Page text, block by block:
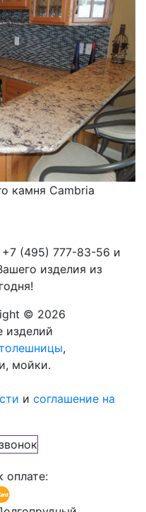
камня Cambria
+7 (495) 777-83-56 и
изделия из
© 2026
изделий
,
мойки.
и соглашение на
оплате: